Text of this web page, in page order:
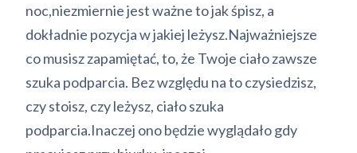
noc,niezmiernie jest ważne to jak śpisz, a
dokładnie pozycja w jakiej leżysz.Najważniejsze
co musisz zapamiętać, to, że Twoje ciało zawsze
szuka podparcia. Bez względu na to czysiedzisz,
czy stoisz, czy leżysz, ciało szuka
podparcia.Inaczej ono będzie wyglądało gdy